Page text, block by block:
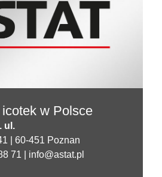
w Polsce
ul.
| 60-451 Poznan
71 | info@astat.pl